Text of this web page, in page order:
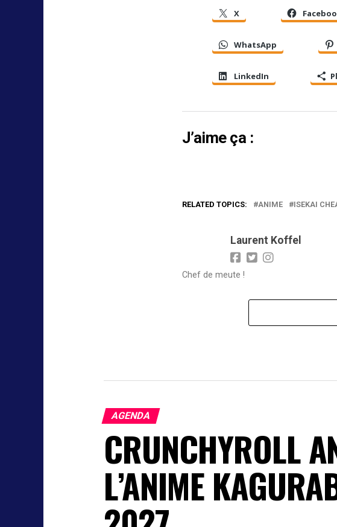
X
WhatsApp
LinkedIn
J’aime ça :
RELATED TOPICS: ANIME ISEKAI
Laurent Koffel
Chef de meute !
AGENDA
CRUNCHYROLL
L’ANIME